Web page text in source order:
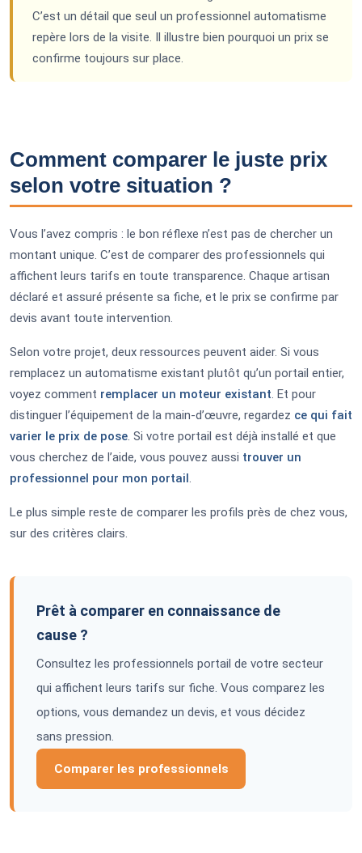
C’est un détail que seul un professionnel automatisme
repère lors de la visite. Il illustre bien pourquoi un prix se
confirme toujours sur place.
Comment comparer le juste prix
selon votre situation ?
Vous l’avez compris : le bon réflexe n’est pas de chercher un
montant unique. C’est de comparer des professionnels qui
affichent leurs tarifs en toute transparence. Chaque artisan
déclaré et assuré présente sa fiche, et le prix se confirme par
devis avant toute intervention.
Selon votre projet, deux ressources peuvent aider. Si vous
remplacez un automatisme existant plutôt qu’un portail entier,
voyez comment remplacer un moteur existant. Et pour
distinguer l’équipement de la main-d’œuvre, regardez ce qui fait
varier le prix de pose. Si votre portail est déjà installé et que
vous cherchez de l’aide, vous pouvez aussi trouver un
professionnel pour mon portail.
Le plus simple reste de comparer les profils près de chez vous,
sur des critères clairs.
Prêt à comparer en connaissance de
cause ?
Consultez les professionnels portail de votre secteur
qui affichent leurs tarifs sur fiche. Vous comparez les
options, vous demandez un devis, et vous décidez
sans pression.
Comparer les professionnels